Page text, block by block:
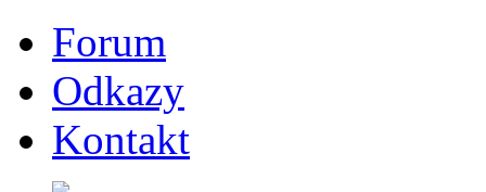
Forum
Odkazy
Kontakt